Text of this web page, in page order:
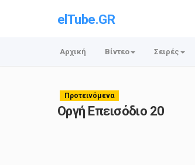
elTube.GR
Αρχική Βίντεο Σειρές
Προτεινόμενα
Οργή Επεισόδιο 20